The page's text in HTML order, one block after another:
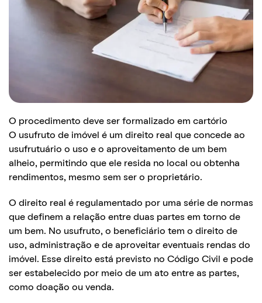
O procedimento deve ser formalizado em cartório
O usufruto de imóvel é um direito real que concede ao
usufrutuário o uso e o aproveitamento de um bem
alheio, permitindo que ele resida no local ou obtenha
rendimentos, mesmo sem ser o proprietário.
O direito real é regulamentado por uma série de normas
que definem a relação entre duas partes em torno de
um bem. No usufruto, o beneficiário tem o direito de
uso, administração e de aproveitar eventuais rendas do
imóvel. Esse direito está previsto no Código Civil e pode
ser estabelecido por meio de um ato entre as partes,
como doação ou venda.